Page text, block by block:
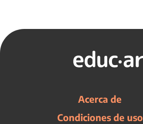
Acerca de
Condiciones de uso